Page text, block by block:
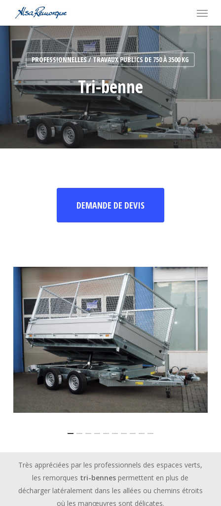
content
Menu
PROFESSIONNELLES / TRAVAUX PUBLICS DE 750 À 3500 KG
Tri-benne
DEMANDE DE DEVIS
Très appréciées par les professionnels des espaces verts,
les remorques tri-bennes permettent en plus de
décharger latéralement dans les allées ou chemins étroits
où les manœuvres sont délicates.